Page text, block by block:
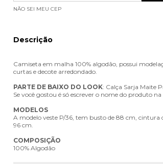
NÃO SEI MEU CEP
Descrição
Camiseta em malha 100% algodão, possui
curtas e decote arredondado.
PARTE DE BAIXO DO LOOK: Calça Sarja Maite
Se você gostou é só escrever o nome do produto na
MODELOS
A modelo veste P/36, tem busto de 88 cm, cintura
96 cm.
COMPOSIÇÃO
100% Algodão